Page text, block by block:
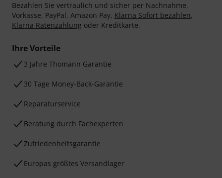
Bezahlen Sie vertraulich und sicher per Nachnahme,
Vorkasse, PayPal, Amazon Pay, Klarna Sofort bezahlen,
Klarna Ratenzahlung oder Kreditkarte.
Ihre Vorteile
3 Jahre Thomann Garantie
30 Tage Money-Back-Garantie
Reparaturservice
Beratung durch Fachexperten
Zufriedenheitsgarantie
Europas größtes Versandlager